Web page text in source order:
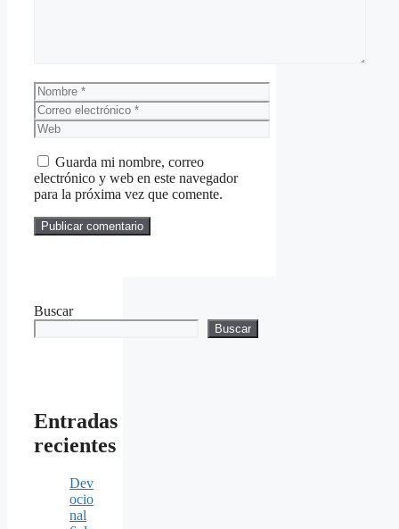
Nombre
Correo
electrónico
Web
Guarda mi nombre, correo
electrónico y web en este navegador
para la próxima vez que comente.
Buscar
Buscar
Entradas
recientes
Dev
ocio
nal